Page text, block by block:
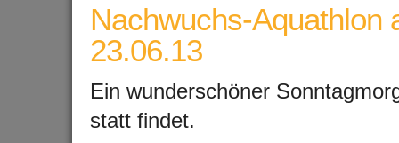
Nachwuchs-Aquathlon
23.06.13
Ein wunderschöner
statt findet.